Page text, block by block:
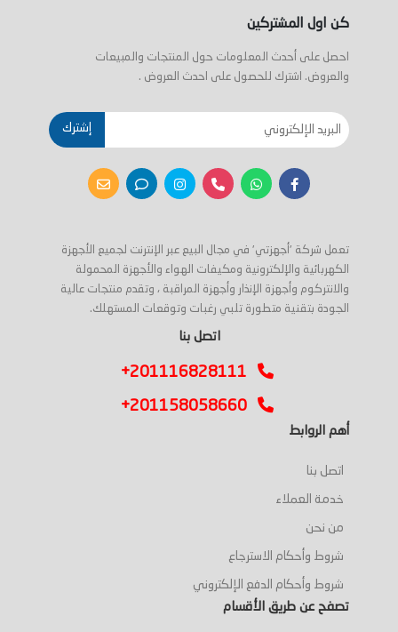
كن اول المشتركين
احصل على أحدث المعلومات حول المنتجات والمبيعات
والعروض. اشترك للحصول على احدث العروض .
إشترك
تعمل شركة 'أجهزتي' في مجال البيع عبر الإنترنت لجميع الأجهزة
الكهربائية والإلكترونية ومكيفات الهواء والأجهزة المحمولة
والانتركوم وأجهزة الإنذار وأجهزة المراقبة ، وتقدم منتجات عالية
الجودة بتقنية متطورة تلبي رغبات وتوقعات المستهلك.
اتصل بنا
+201116828111
+201158058660
أهم الروابط
اتصل بنا
خدمة العملاء
من نحن
شروط وأحكام الاسترجاع
شروط وأحكام الدفع الإلكتروني
تصفح عن طريق الأقسام